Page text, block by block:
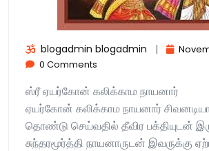
blogadmin blogadmin |
0 Comments
ஸ்ரீ ஏயர்கோன் கலிக்காம நாயனார்
ஏயர்கோன் கலிக்காம நாயனார்
தொண்டு செய்வதில் தீவிர பக்தியுடன்
சுந்தரமூர்த்தி நாயனாருடன் இவருக்கு